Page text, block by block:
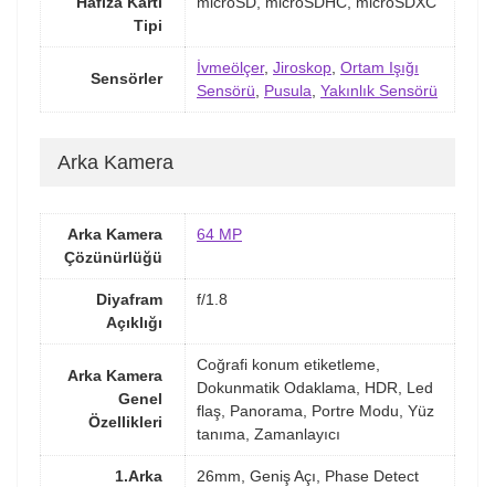
Tipi
Sensörler
İvmeölçer, Jiroskop Ortam Işığı
Sensörü
Pusula Yakınlık Sensörü
Arka Kamera
Arka Kamera
Çözünürlüğü
64 MP
Diyafram
Açıklığı
f/1.8
Arka Kamera
Genel
Özellikleri
Coğrafi konum etiketleme,
Dokunmatik Odaklama, HDR, Led
flaş, Panorama, Portre Modu, Yüz
tanıma, Zamanlayıcı
1.Arka
26mm, Geniş Açı, Phase Detect